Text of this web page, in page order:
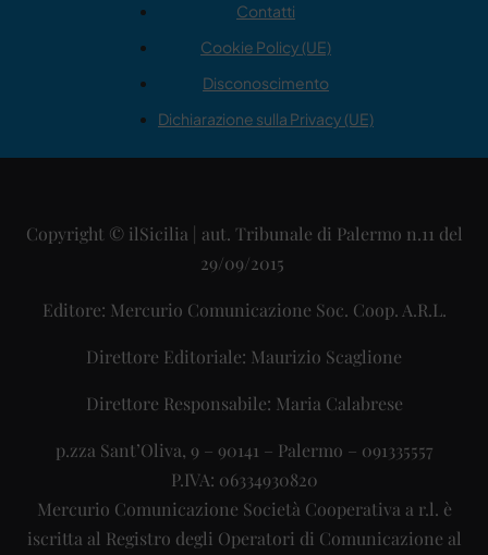
Contatti
Cookie Policy (UE)
Disconoscimento
Dichiarazione sulla Privacy (UE)
Copyright © ilSicilia | aut. Tribunale di Palermo n.11 del
29/09/2015
Editore: Mercurio Comunicazione Soc. Coop. A.R.L.
Direttore Editoriale: Maurizio Scaglione
Direttore Responsabile: Maria Calabrese
p.zza Sant’Oliva, 9 – 90141 – Palermo – 091335557
P.IVA: 06334930820
Mercurio Comunicazione Società Cooperativa a r.l. è
iscritta al Registro degli Operatori di Comunicazione al